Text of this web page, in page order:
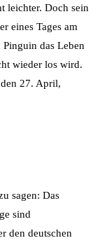
leichter. Doch sein
eines Tages am
das Leben
wieder los wird.
27. April,
sagen: Das
sind
den deutschen